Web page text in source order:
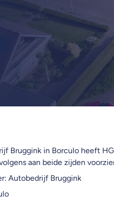
Bruggink in Borculo heeft
aan beide zijden
Autobedrijf Bruggink